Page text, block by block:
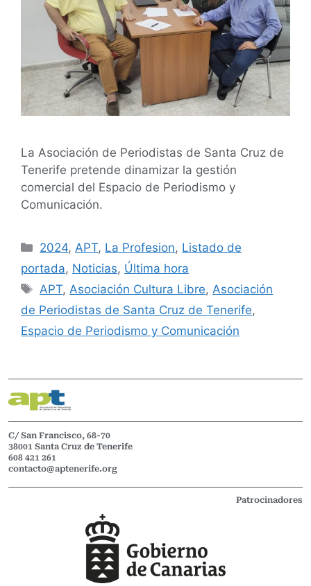
La Asociación de Periodistas de Santa Cruz de
Tenerife pretende dinamizar la gestión
comercial del Espacio de Periodismo y
Comunicación.
2024,APT, La Profesion, Listado de
portada, Noticias, Última hora
APT,Asociación Cultura Libre,Asociación
de Periodistas de Santa Cruz de Tenerife,
Espacio de Periodismo y Comunicación
C/ San Francisco, 68-70
38001 Santa Cruz de Tenerife
608 421 261
contacto@aptenerife.org
Patrocinadores